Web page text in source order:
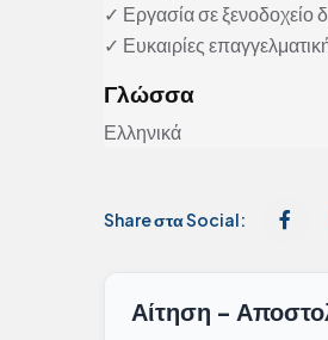
✓ Εργασία σε ξενοδοχείο
✓ Ευκαιρίες
Γλώσσα
Ελληνικά
Share στα Social:
Αίτηση -